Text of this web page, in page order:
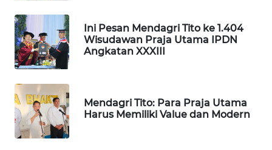
Ini Pesan Mendagri Tito ke 1.404
Wisudawan Praja Utama IPDN
Angkatan XXXIII
Mendagri Tito: Para Praja Utama
Harus Memiliki Value dan Modern
KONSUMEN
FORWAMKI
ALPERKLINAS
FORJASIDA